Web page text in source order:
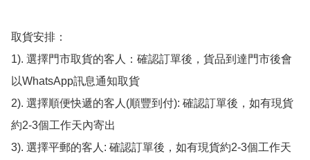
取貨安排：
1). 選擇門市取貨的客人：確認訂單後，貨品到達門市後會
以WhatsApp訊息通知取貨
2). 選擇順便快遞的客人(順豐到付): 確認訂單後，如有現貨
約2-3個工作天內寄出
3). 選擇平郵的客人: 確認訂單後，如有現貨約2-3個工作天